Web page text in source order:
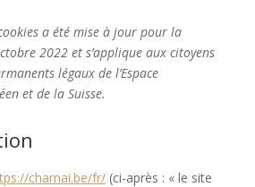
a été mise à jour pour la
2022 et s’applique aux citoyens
légaux de l’Espace
et de la Suisse.
chamai.be/fr/(ci-après : « le site